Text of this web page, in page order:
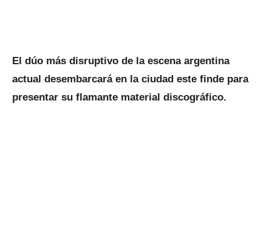
El dúo más disruptivo de la escena argentina
actual desembarcará en la ciudad este finde para
presentar su flamante material discográfico.